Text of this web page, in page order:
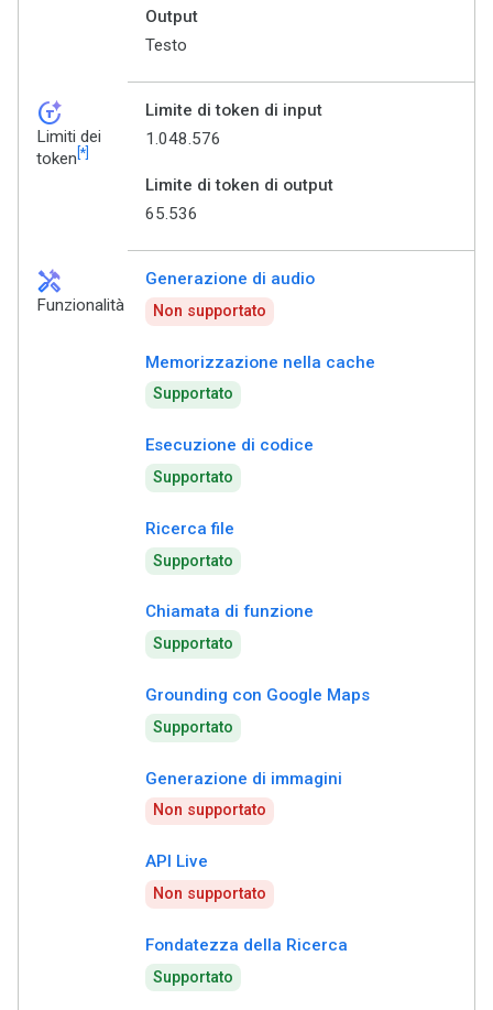
Output
Testo
token_auto
Limiti dei
token [*]
Limite di token di input
1.048.576
Limite di token di output
65.536
handyman
Funzionalità
Generazione di audio
Non supportato
Memorizzazione nella cache
Supportato
Esecuzione di codice
Supportato
Ricerca file
Supportato
Chiamata di funzione
Supportato
Grounding con Google Maps
Supportato
Generazione di immagini
Non supportato
API Live
Non supportato
Fondatezza della Ricerca
Supportato